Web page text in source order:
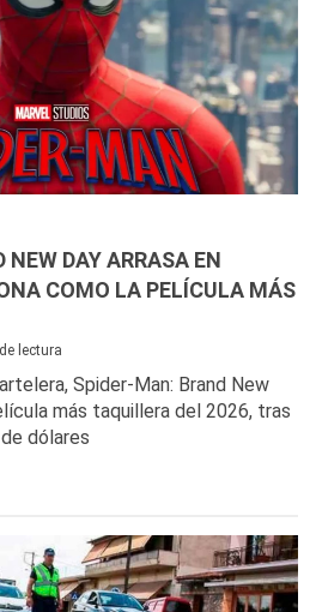
DAY ARRASA EN
COMO LA PELÍCULA MÁS
lectura
Spider-Man: Brand New
más taquillera del 2026, tras
dólares